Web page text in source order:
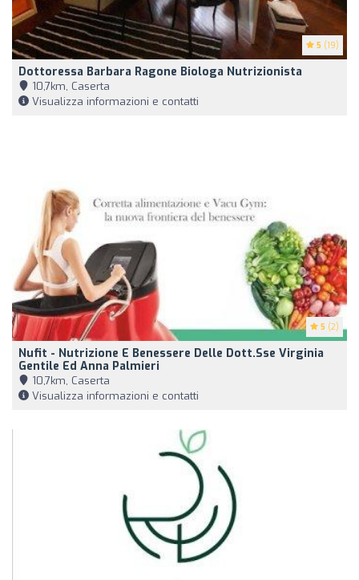
5 (19)
Dottoressa Barbara Ragone Biologa Nutrizionista
10,7km, Caserta
Visualizza informazioni e contatti
5 (2)
Nufit - Nutrizione E Benessere Delle Dott.sse Virginia
Gentile Ed Anna Palmieri
10,7km, Caserta
Visualizza informazioni e contatti